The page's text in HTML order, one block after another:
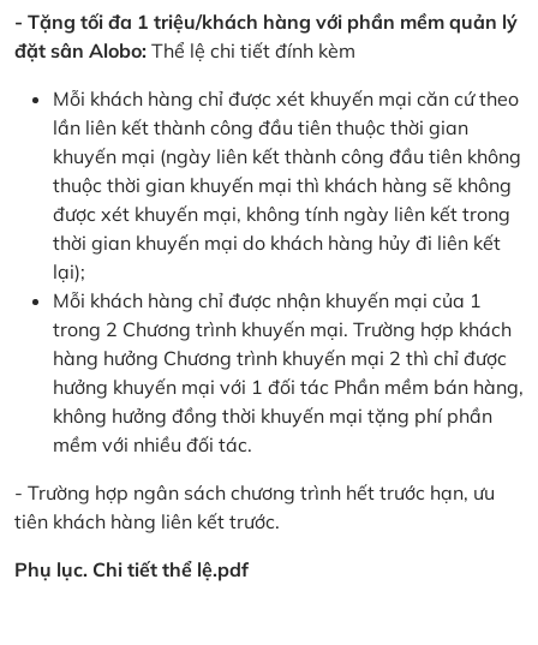
- Tặng tối đa 1 triệu/khách hàng với phần mềm quản lý
đặt sân Alobo: Thể lệ chi tiết đính kèm
Mỗi khách hàng chỉ được xét khuyến mại căn cứ theo
lần liên kết thành công đầu tiên thuộc thời gian
khuyến mại (ngày liên kết thành công đầu tiên không
thuộc thời gian khuyến mại thì khách hàng sẽ không
được xét khuyến mại, không tính ngày liên kết trong
thời gian khuyến mại do khách hàng hủy đi liên kết
lại);
Mỗi khách hàng chỉ được nhận khuyến mại của 1
trong 2 Chương trình khuyến mại. Trường hợp khách
hàng hưởng Chương trình khuyến mại 2 thì chỉ được
hưởng khuyến mại với 1 đối tác Phần mềm bán hàng,
không hưởng đồng thời khuyến mại tặng phí phần
mềm với nhiều đối tác.
- Trường hợp ngân sách chương trình hết trước hạn, ưu
tiên khách hàng liên kết trước.
Phụ lục. Chi tiết thể lệ.pdf